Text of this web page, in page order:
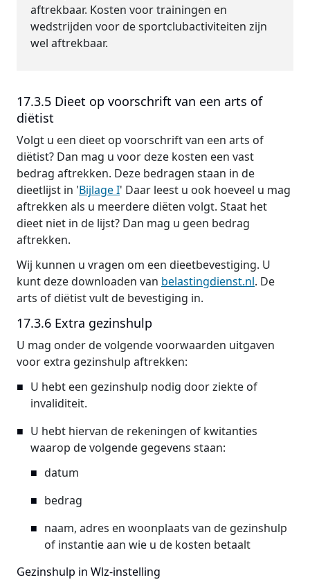
aftrekbaar. Kosten voor trainingen en
wedstrijden voor de sportclubactiviteiten zijn
wel aftrekbaar.
17.3.5 Dieet op voorschrift van een arts of
diëtist
Volgt u een dieet op voorschrift van een arts of
diëtist? Dan mag u voor deze kosten een vast
bedrag aftrekken. Deze bedragen staan in de
dieetlijst in 'Bijlage I' Daar leest u ook hoeveel u mag
aftrekken als u meerdere diëten volgt. Staat het
dieet niet in de lijst? Dan mag u geen bedrag
aftrekken.
Wij kunnen u vragen om een dieetbevestiging. U
kunt deze downloaden van belastingdienst.nl. De
arts of diëtist vult de bevestiging in.
17.3.6 Extra gezinshulp
U mag onder de volgende voorwaarden uitgaven
voor extra gezinshulp aftrekken:
U hebt een gezinshulp nodig door ziekte of
invaliditeit.
U hebt hiervan de rekeningen of kwitanties
waarop de volgende gegevens staan:
datum
bedrag
naam, adres en woonplaats van de gezinshulp
of instantie aan wie u de kosten betaalt
Gezinshulp in Wlz-instelling